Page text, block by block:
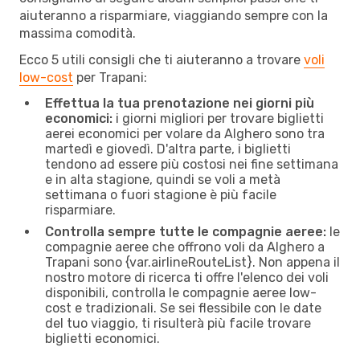
aiuteranno a risparmiare, viaggiando sempre con la
massima comodità.
Ecco 5 utili consigli che ti aiuteranno a trovare voli
low-cost per Trapani:
Effettua la tua prenotazione nei giorni più
economici: i giorni migliori per trovare biglietti
aerei economici per volare da Alghero sono tra
martedì e giovedì. D'altra parte, i biglietti
tendono ad essere più costosi nei fine settimana
e in alta stagione, quindi se voli a metà
settimana o fuori stagione è più facile
risparmiare.
Controlla sempre tutte le compagnie aeree: le
compagnie aeree che offrono voli da Alghero a
Trapani sono {​var.airlineRouteList}. Non appena il
nostro motore di ricerca ti offre l'elenco dei voli
disponibili, controlla le compagnie aeree low-
cost e tradizionali. Se sei flessibile con le date
del tuo viaggio, ti risulterà più facile trovare
biglietti economici.